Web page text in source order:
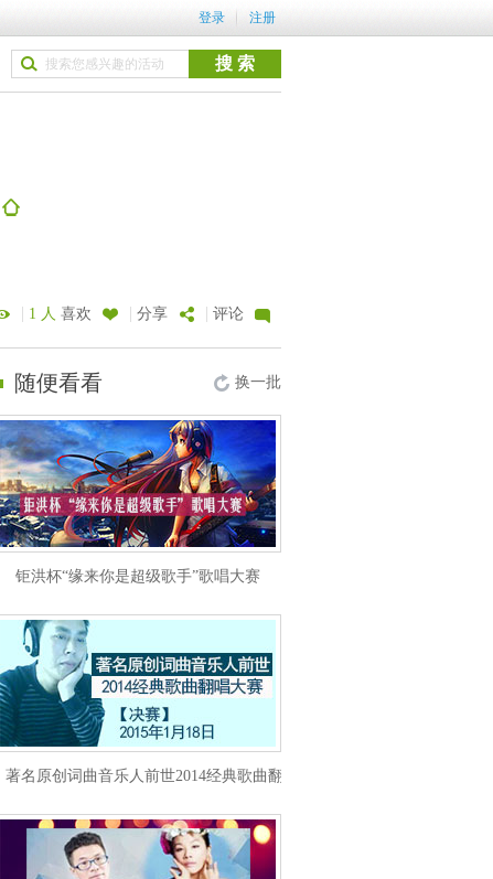
登录 注册
| 1 人 喜欢 | 分享 | 评论
随便看看 换一批
钜洪杯“缘来你是超级歌手”歌唱大赛
著名原创词曲音乐人前世2014经典歌曲翻唱大赛 总决赛